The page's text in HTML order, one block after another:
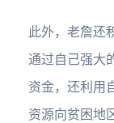
此外，老詹还
通过自己强大
资金，还利用
资源向贫困地